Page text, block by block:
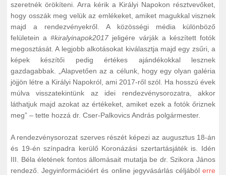
szeretnék örökíteni. Arra kérik a Királyi Napokon résztvevőket,
hogy osszák meg velük az emlékeket, amiket magukkal visznek
majd a rendezvényekről. A közösségi média különböző
felületein a#kiralyinapok2017 jeligére várják a készített fotók
megosztását. A legjobb alkotásokat kiválasztja majd egy zsűri, a
képek készítői pedig értékes ajándékokkal lesznek
gazdagabbak. „Alapvetően az a célunk, hogy egy olyan galéria
jöjjön létre a Királyi Napokról, ami 2017-ről szól. Ha hosszú évek
múlva visszatekintünk az idei rendezvénysorozatra, akkor
láthatjuk majd azokat az értékeket, amiket ezek a fotók őriznek
meg” – tette hozzá dr. Cser-Palkovics András polgármester.
A rendezvénysorozat szerves részét képezi az augusztus 18-án
és 19-én színpadra kerülő Koronázási szertartásjáték is. Idén
III. Béla életének fontos állomásait mutatja be dr. Szikora János
rendező. Jegyinformációért és online jegyvásárlás céljából erre